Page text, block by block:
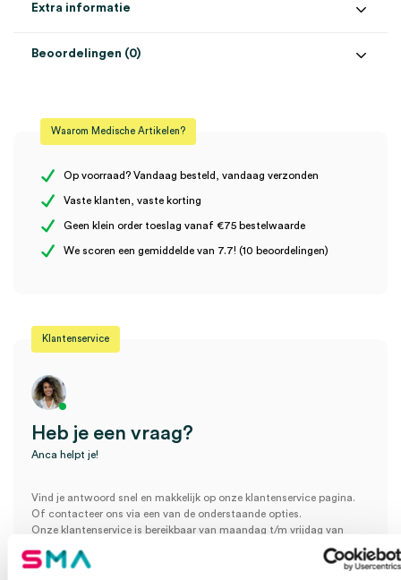
Extra informatie
Steriel onsteriel
Beoordelingen (0)
Er zijn nog geen beoordelingen.
(1)” te beoordelen
Waarom Medische Artikelen?
Op voorraad? Vandaag besteld, vandaag verzonden
Vaste klanten, vaste korting
Geen klein order toeslag vanaf €75 bestelwaarde
We scoren een gemiddelde van 7.7! (10 beoordelingen)
Klantenservice
Heb je een vraag?
Anca helpt je!
Vind je antwoord snel en makkelijk op onze klantenservice pagina.
Of contacteer ons via een van de onderstaande opties.
Onze klantenservice is bereikbaar van maandag t/m vrijdag van